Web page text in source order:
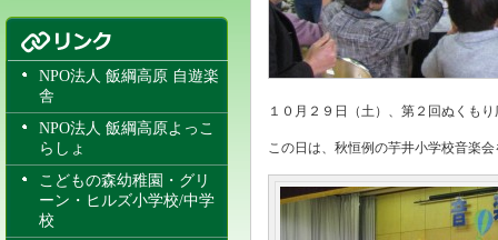
NPO法人 飯綱高原 自遊楽
舎
NPO法人 飯綱高原よっこ
らしょ
こどもの森幼稚園・グリ
ーン・ヒルズ小学校/中学
校
１０月２９日（土）、第２回ぬくも
この日は、秋恒例の芋井小学校音楽